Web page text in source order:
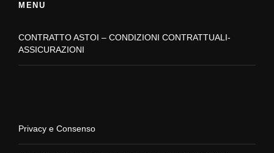
MENU
CONTRATTO ASTOI – CONDIZIONI CONTRATTUALI-
ASSICURAZIONI
Privacy e Consenso